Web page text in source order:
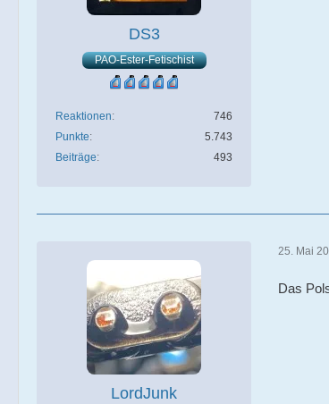
DS3
PAO-Ester-Fetischist
Reaktionen
746
Punkte
5.743
Beiträge
493
LordJunk
25. Mai
Das